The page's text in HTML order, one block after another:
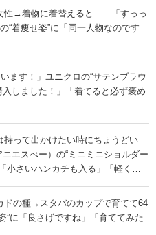
性→着物に着替えると……「すっっ
着痩せ姿”に「同一人物なのです
ます！」ユニクロの“サテンブラウ
しました！」「着てると必ず褒め
持って出かけたい時にちょうどい
エスべー）の“ミニミニショルダー
さいハンカチも入る」「軽くて
ドの種→スタバのカップで育てて64
に「良さげですね」「育ててみた